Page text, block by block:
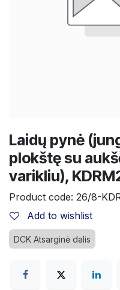
Laidų pynė
plokštę su
varikliu),
Product code: 26/8-
Add to wishlist
DCK Atsarginė dalis